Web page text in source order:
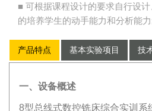
■ 可根据课程设计的要求自行设
的培养学生的动手能力和分析能
产品特点 基本实验项目 技
一、设备概述
8型总线式数控铣床综合实训系